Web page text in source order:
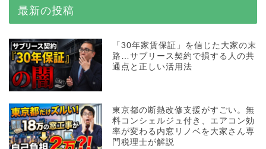
最新の投稿
「30年家賃保証」を信じた大家の末
路…サブリース契約で損する人の共
通点と正しい活用法
東京都の断熱改修支援がすごい。無
料コンシェルジュ付き、エアコン効
率が変わる内窓リノベを大家さん専
門税理士が解説